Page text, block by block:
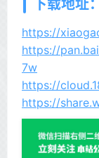
下载地址：
https://
https://
7w
https://
https://